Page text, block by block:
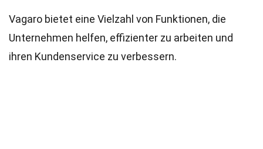
Vagaro bietet eine Vielzahl von Funktionen, die
Unternehmen helfen, effizienter zu arbeiten und
ihren Kundenservice zu verbessern.